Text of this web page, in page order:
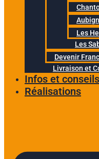
Les
Les
Devenir
Livraison et
Infos et conseils
Réalisations